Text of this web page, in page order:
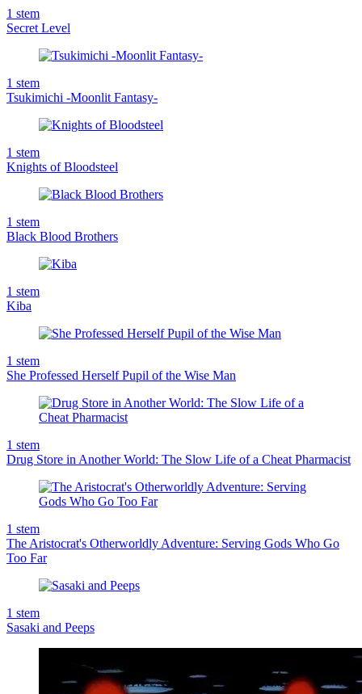
1 stem
Secret Level
1 stem
Tsukimichi -Moonlit Fantasy-
1 stem
Knights of Bloodsteel
1 stem
Black Blood Brothers
1 stem
Kiba
1 stem
She Professed Herself Pupil of the Wise Man
1 stem
Drug Store in Another World: The Slow Life of a Cheat Pharmacist
1 stem
The Aristocrat's Otherworldly Adventure: Serving Gods Who Go
Too Far
1 stem
Sasaki and Peeps